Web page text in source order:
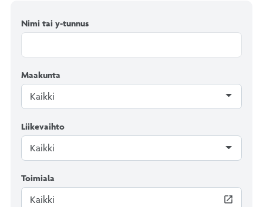
Nimi tai y-tunnus
Maakunta
Kaikki
Liikevaihto
Kaikki
Toimiala
Kaikki